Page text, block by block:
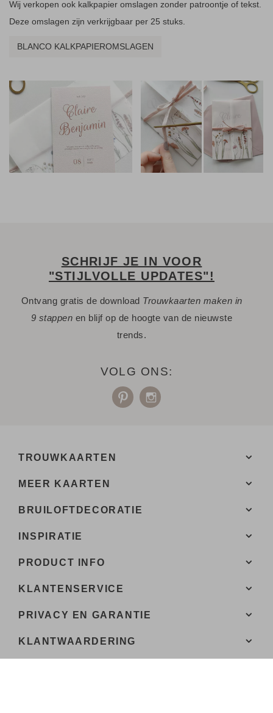
Wij verkopen ook kalkpapier omslagen zonder patroontje of tekst.
Deze omslagen zijn verkrijgbaar per 25 stuks.
BLANCO KALKPAPIEROMSLAGEN
SCHRIJF JE IN VOOR
"STIJLVOLLE UPDATES"!
Ontvang gratis de download Trouwkaarten maken in
9 stappen en blijf op de hoogte van de nieuwste
trends.
VOLG ONS:
TROUWKAARTEN
MEER KAARTEN
BRUILOFTDECORATIE
INSPIRATIE
PRODUCT INFO
KLANTENSERVICE
PRIVACY EN GARANTIE
KLANTWAARDERING